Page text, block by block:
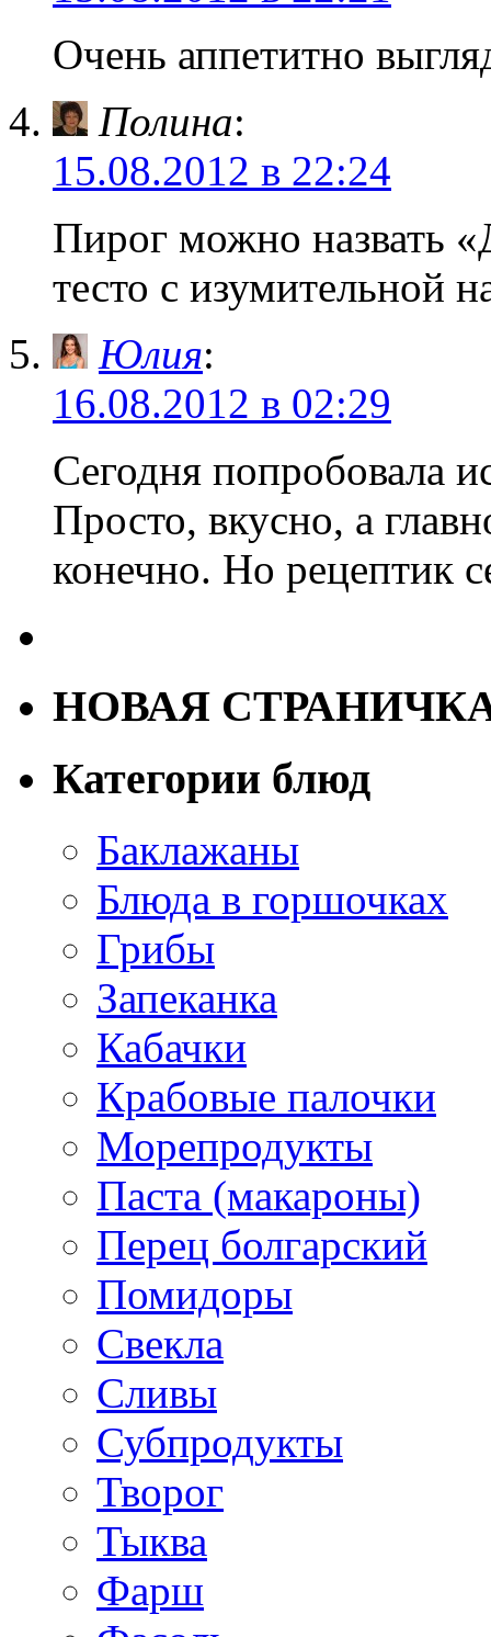
Очень аппетитно
Полина:
15.08.2012 в 22:24
Пирог можно назвать
тесто с изумительной
Юлия:
16.08.2012 в 02:29
Сегодня попробовала
Просто, вкусно, а
конечно. Но рецептик
НОВАЯ
Категории блюд
Баклажаны
Блюда в горшочках
Грибы
Запеканка
Кабачки
Крабовые палочки
Морепродукты
Паста (макароны)
Перец болгарский
Помидоры
Свекла
Сливы
Субпродукты
Творог
Тыква
Фарш